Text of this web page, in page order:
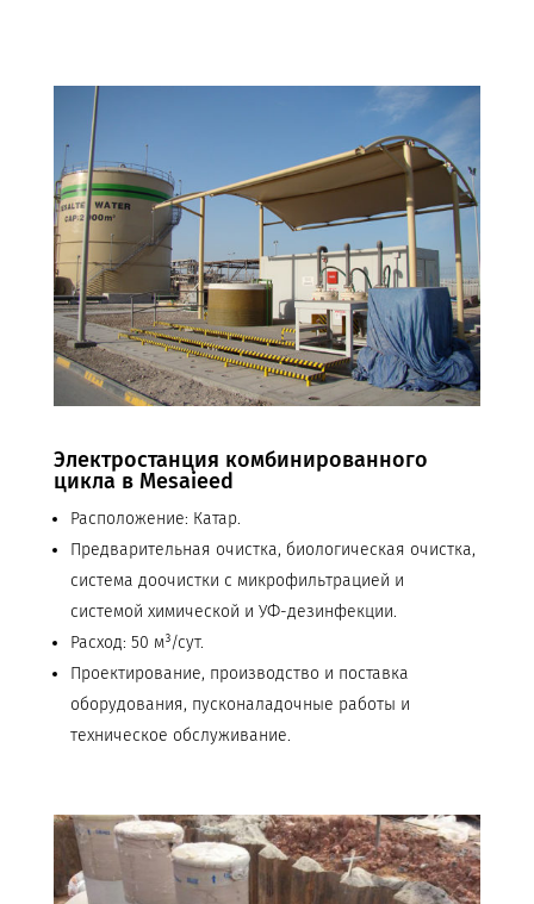
Электростанция комбинированного
цикла в Mesaieed
Расположение: Катар.
Предварительная очистка, биологическая очистка,
система доочистки с микрофильтрацией и
системой химической и УФ-дезинфекции.
Расход: 50 м³/сут.
Проектирование, производство и поставка
оборудования, пусконаладочные работы и
техническое обслуживание.